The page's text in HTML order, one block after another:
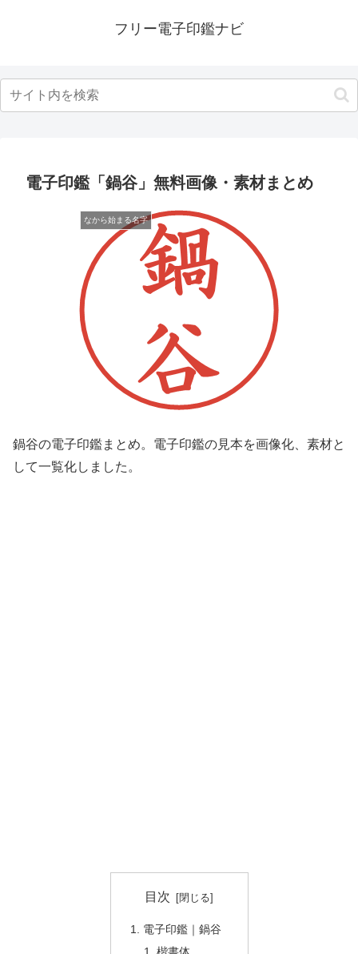
フリー電子印鑑ナビ
電子印鑑「鍋谷」無料画像・素材まとめ
なから始まる名字
鍋谷の電子印鑑まとめ。電子印鑑の見本を画像化、素材と
して一覧化しました。
目次
電子印鑑｜鍋谷
楷書体